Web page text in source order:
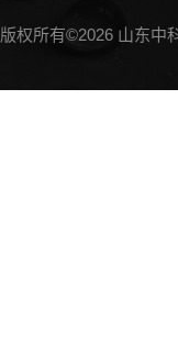
版权所有©2026 山东中